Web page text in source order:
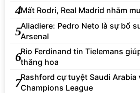
4Mất Rodri, Real Madrid nhắm
5Aliadiere: Pedro Neto là sự bổ
Arsenal
6Rio Ferdinand tin Tielemans
thăng hoa
7Rashford cự tuyệt Saudi Arabia
Champions League